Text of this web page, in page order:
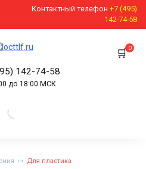
Контактный телефон +7 (495)
142-74-58
142-74-58
до 18:00 МСК
0
Для пластика